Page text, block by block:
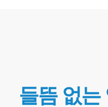
들뜸 없는